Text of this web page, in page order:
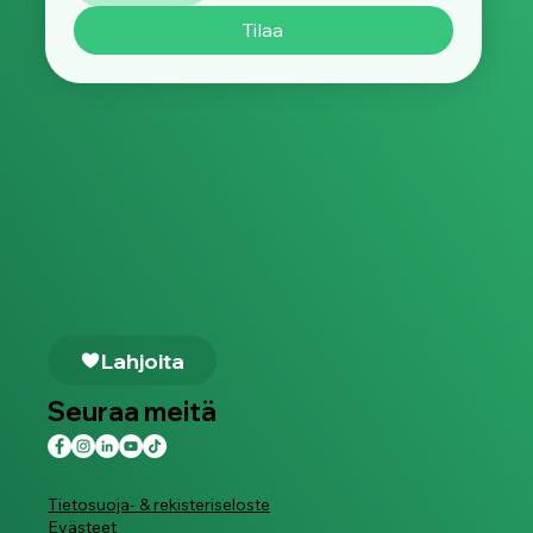
Tietosuoja- & rekisteriseloste
Evästeet
Tilaa
Lahjoita
Seuraa meitä